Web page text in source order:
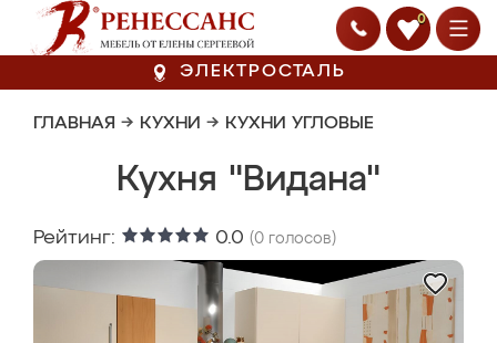
0
ЭЛЕКТРОСТАЛЬ
ГЛАВНАЯ → КУХНИ → КУХНИ УГЛОВЫЕ
Кухня "Видана"
Рейтинг: 0.0 (0 голосов)